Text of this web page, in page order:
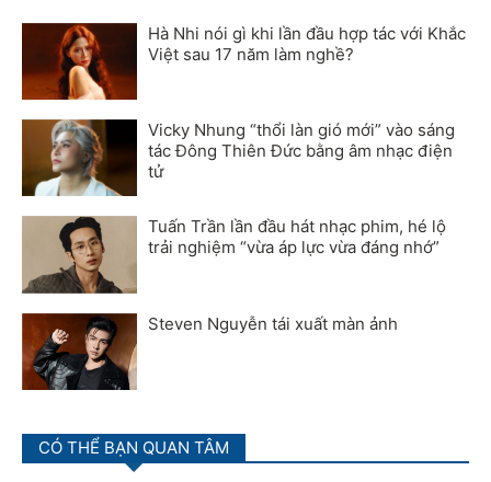
Hà Nhi nói gì khi lần đầu hợp tác với Khắc
Việt sau 17 năm làm nghề?
Vicky Nhung “thổi làn gió mới” vào sáng
tác Đông Thiên Đức bằng âm nhạc điện
tử
Tuấn Trần lần đầu hát nhạc phim, hé lộ
trải nghiệm “vừa áp lực vừa đáng nhớ”
Steven Nguyễn tái xuất màn ảnh
CÓ THỂ BẠN QUAN TÂM